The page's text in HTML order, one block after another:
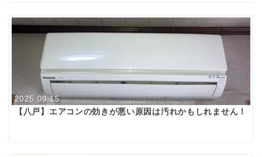
2025.09.15
【八戸】エアコンの効きが悪い原因は汚れかもしれません！